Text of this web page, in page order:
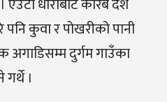
धाराबाट करिब दश
पनि कुवा र पोखरीको पानी
दुर्गम गाउँका
।